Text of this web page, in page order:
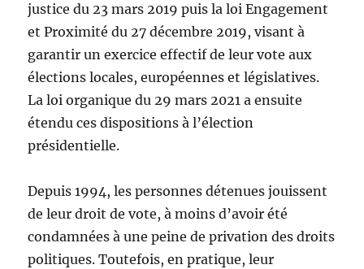
justice du 23 mars 2019 puis la loi Engagement
et Proximité du 27 décembre 2019, visant à
garantir un exercice effectif de leur vote aux
élections locales, européennes et législatives.
La loi organique du 29 mars 2021 a ensuite
étendu ces dispositions à l’élection
présidentielle.
Depuis 1994, les personnes détenues jouissent
de leur droit de vote, à moins d’avoir été
condamnées à une peine de privation des droits
politiques. Toutefois, en pratique, leur